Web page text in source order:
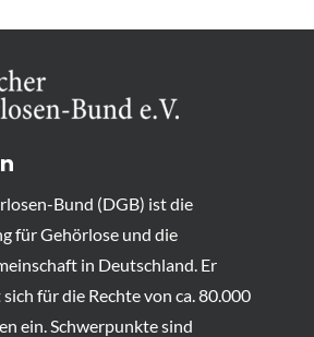
Bund (DGB) ist die
für Gehörlose und die
in Deutschland. Er
für die Rechte von ca. 80.000
ein. Schwerpunkte sind